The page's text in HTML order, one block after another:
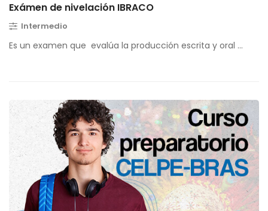
Exámen de nivelación IBRACO
Intermedio
Es un examen que evalúa la producción escrita y oral …